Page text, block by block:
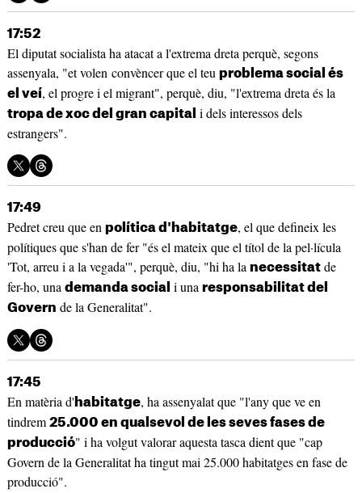
17:52
El diputat socialista ha atacat a l'extrema dreta perquè, segons
assenyala, "et volen convèncer que el teu problema social és
el veí, el progre i el migrant", perquè, diu, "l'extrema dreta és la
tropa de xoc del gran capital i dels interessos dels
estrangers".
17:49
Pedret creu que en política d'habitatge, el que defineix les
polítiques que s'han de fer "és el mateix que el títol de la pel·lícula
'Tot, arreu i a la vegada'", perquè, diu, "hi ha la necessitatde
fer-ho, una demanda social i una responsabilitat del
Govern de la Generalitat".
17:45
En matèria d' habitatge, ha assenyalat que "l'any que ve en
tindrem25.000 en qualsevol de les seves fases de
producció" i ha volgut valorar aquesta tasca dient que "cap
Govern de la Generalitat ha tingut mai 25.000 habitatges en fase de
producció".